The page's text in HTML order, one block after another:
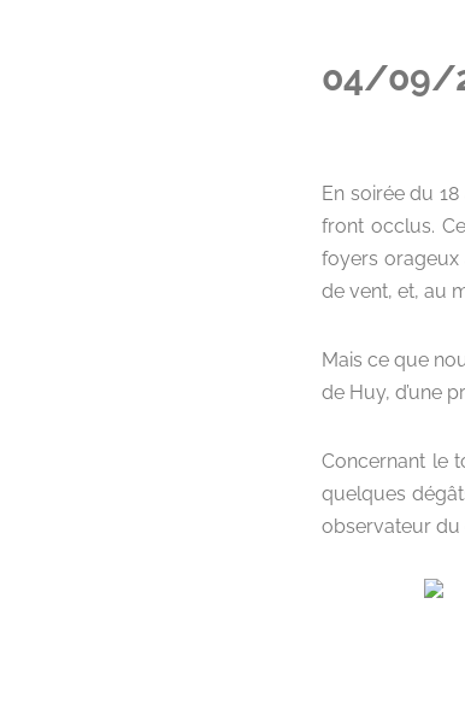
04/09/
En soirée du
front occlus.
foyers orageux
de vent, et, au
Mais ce que
de Huy, d’une
Concernant le
quelques
observateur du